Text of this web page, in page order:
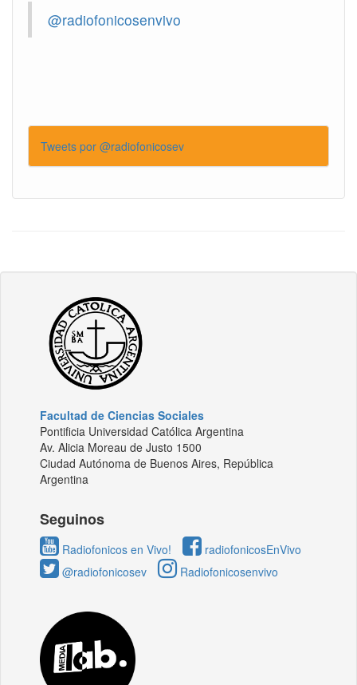
@radiofonicosenvivo
Tweets por @radiofonicosev
Facultad de Ciencias Sociales
Pontificia Universidad Católica Argentina
Av. Alicia Moreau de Justo 1500
Ciudad Autónoma de Buenos Aires, República
Argentina
Seguinos
Radiofonicos en Vivo!
radiofonicosEnVivo
@radiofonicosev
Radiofonicosenvivo